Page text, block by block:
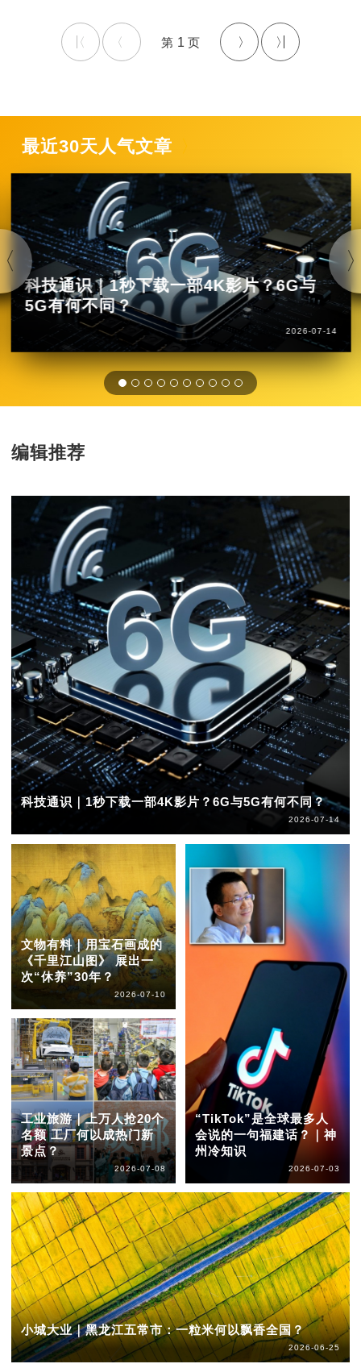
1
最近30天人气文章
科技通识｜1秒下载一部4K影片？6G与
5G有何不同？
2026-07-14
编辑推荐
科技通识｜1秒下载一部4K影片？6G与5G有何不同？
2026-07-14
文物有料｜用宝石画成的
《千里江山图》 展出一
次“休养”30年？
2026-07-10
工业旅游｜上万人抢20个
名额 工厂何以成热门新
景点？
2026-07-08
“TikTok”是全球最多人
会说的一句福建话？｜神
州冷知识
2026-07-03
小城大业｜黑龙江五常市：一粒米何以飘香全国？
2026-06-25